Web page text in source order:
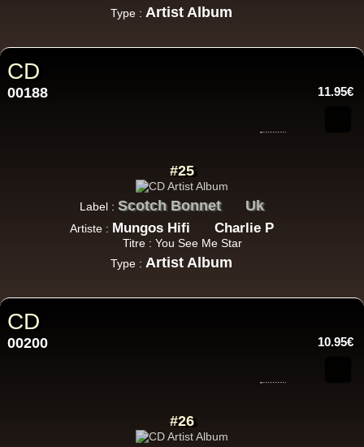
Type : Artist Album
CD
00188 11.95€
#25
Label : Scotch Bonnet Uk
Artiste : Mungos Hifi Charlie P
Titre : You See Me Star
Type : Artist Album
CD
00200 10.95€
#26